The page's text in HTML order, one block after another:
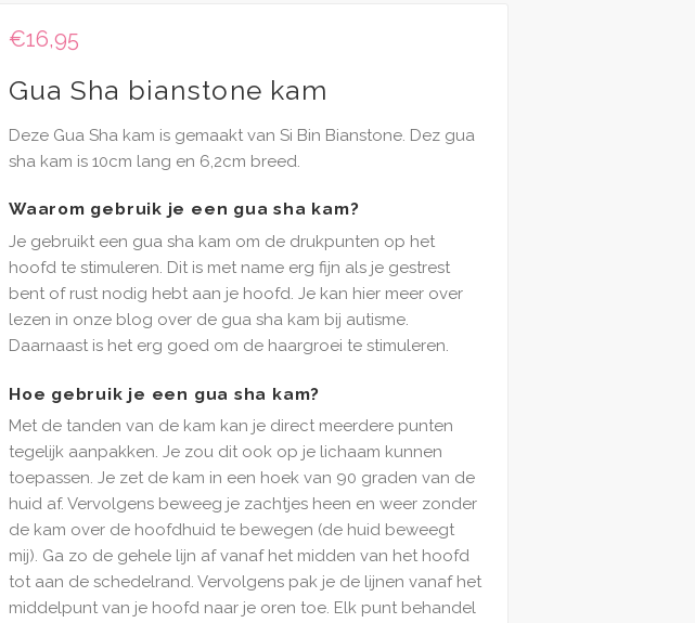
€16,95
Gua Sha bianstone kam
Deze Gua Sha kam is gemaakt van Si Bin Bianstone. Dez gua
sha kam is 10cm lang en 6,2cm breed.
Waarom gebruik je een gua sha kam?
Je gebruikt een gua sha kam om de drukpunten op het
hoofd te stimuleren. Dit is met name erg fijn als je gestrest
bent of rust nodig hebt aan je hoofd. Je kan hier meer over
lezen in onze blog over de gua sha kam bij autisme.
Daarnaast is het erg goed om de haargroei te stimuleren.
Hoe gebruik je een gua sha kam?
Met de tanden van de kam kan je direct meerdere punten
tegelijk aanpakken. Je zou dit ook op je lichaam kunnen
toepassen. Je zet de kam in een hoek van 90 graden van de
huid af. Vervolgens beweeg je zachtjes heen en weer zonder
de kam over de hoofdhuid te bewegen (de huid beweegt
mij). Ga zo de gehele lijn af vanaf het midden van het hoofd
tot aan de schedelrand. Vervolgens pak je de lijnen vanaf het
middelpunt van je hoofd naar je oren toe. Elk punt behandel